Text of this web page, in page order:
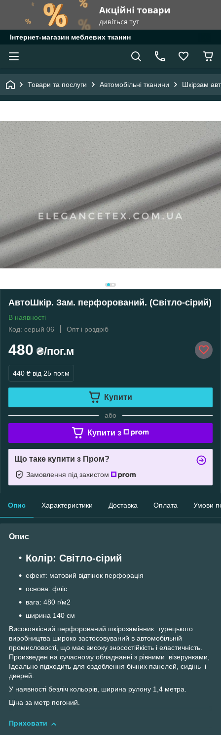
Інтернет-магазин меблевих тканин
Товари та послуги Автомобільні тканини Шкірзам
АвтоШкір. Зам. перфорований. (Світло-сірий)
В наявності
Код: серый 06
Опт і роздріб
480 ₴/пог.м
440 ₴ від 25 пог.м
Купити
або
Купити з
Що таке купити з Пром?
Замовлення під захистом
Опис Характеристики Доставка Оплата Умови
Опис
Колір: Світло-сірий
ефект: матовий відтінок перфорація
основа: фліс
вага: 480 г/м2
ширина 140 см
Високоякісний перфорований шкірозамінник турецького
виробництва широко застосовуваний в автомобільній
промисловості, що має високу зносостійкість і еластичність.
Произведен на сучасному обладнанні з рівними візерунками,
Ідеально підходить для оздоблення бічних панелей, сидінь і
дверей.
У наявності безліч кольорів, ширина рулону 1,4 метра.
Ціна за метр погоний.
Приховати